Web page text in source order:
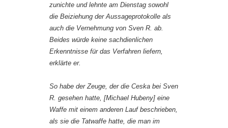
zunichte und lehnte am Dienstag sowohl
die Beiziehung der Aussageprotokolle als
auch die Vernehmung von Sven R. ab.
Beides würde keine sachdienlichen
Erkenntnisse für das Verfahren liefern,
erklärte er.
So habe der Zeuge, der die Ceska bei Sven
R. gesehen hatte, [Michael Hubeny] eine
Waffe mit einem anderen Lauf beschrieben,
als sie die Tatwaffe hatte, die man im